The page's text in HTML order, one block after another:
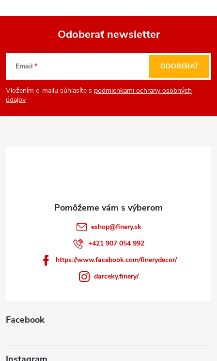
Z
á
p
Odoberať newsletter
Email
Vložením e-mailu súhlasíte s podmienkami ochrany osobných
údajov
ODOBERAŤ
eshop@finery.sk
+421 907 054 992
https://www.facebook.com/finerydecor/
darceky.finery/
Facebook